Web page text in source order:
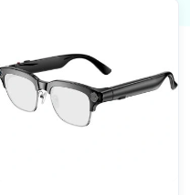
Health
Monitoring
Smartwatch